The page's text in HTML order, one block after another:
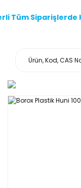
Tüm Siparişlerde